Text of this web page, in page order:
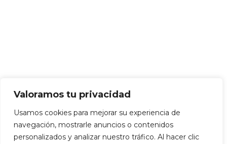
Valoramos tu privacidad
Usamos cookies para mejorar su experiencia de
navegación, mostrarle anuncios o contenidos
personalizados y analizar nuestro tráfico. Al hacer clic